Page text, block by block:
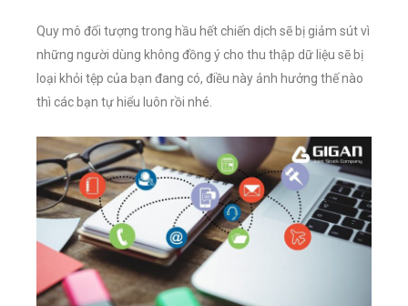
Quy mô đối tượng trong hầu hết chiến dịch sẽ bị giảm sút vì
những người dùng không đồng ý cho thu thập dữ liệu sẽ bị
loại khỏi tệp của bạn đang có, điều này ảnh hưởng thế nào
thì các bạn tự hiểu luôn rồi nhé.